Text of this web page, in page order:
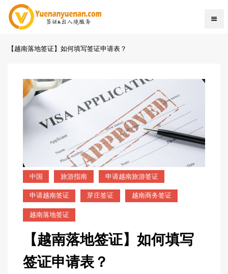
【越南落地签证】如何填写签证申请表？
中国 旅游指南 申请越南旅游签证
申请越南签证 芽庄签证 越南商务签证
越南落地签证
【越南落地签证】如何填写
签证申请表？